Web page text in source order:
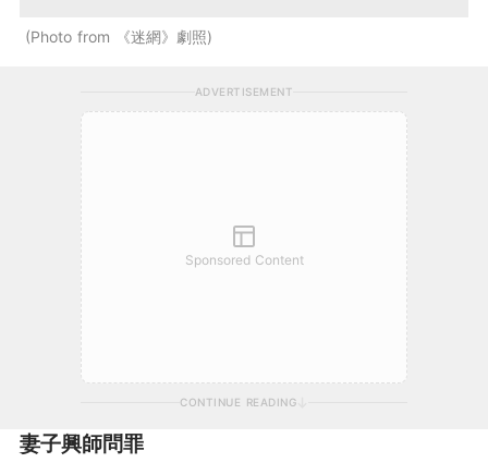
Photo from 《迷網》劇照
ADVERTISEMENT
Sponsored Content
CONTINUE READING
妻子興師問罪